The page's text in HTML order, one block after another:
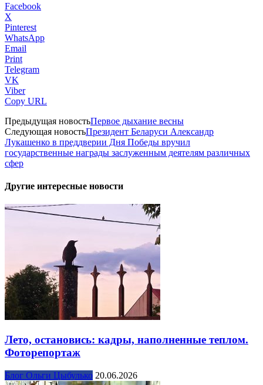
Facebook
X
Pinterest
WhatsApp
Email
Print
Telegram
VK
Viber
Copy URL
Предыдущая новостьПервое дыхание весны
Следующая новостьПрезидент Беларуси Александр
Лукашенко в преддверии Дня Победы вручил
государственные награды заслуженным деятелям различных
сфер
Другие интересные новости
Лето, остановись: кадры, наполненные теплом.
Фоторепортаж
Блог Ольги Цыбулько 20.06.2026